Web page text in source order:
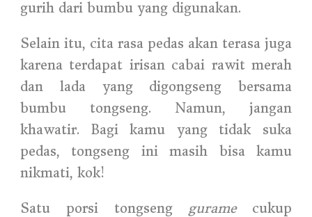
gurih dari bumbu yang digunakan.
Selain itu, cita rasa pedas akan terasa juga
karena terdapat irisan cabai rawit merah
dan lada yang digongseng bersama
bumbu tongseng. Namun, jangan
khawatir. Bagi kamu yang tidak suka
pedas, tongseng ini masih bisa kamu
nikmati, kok!
Satu porsi tongseng guramecukup